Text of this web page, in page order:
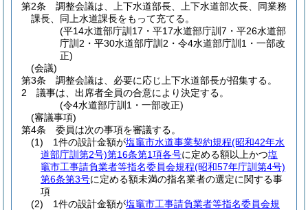
第2条
調整会議は、上下水道部長、上下水道部次長、同業務
課長、同上水道課長をもって充てる。
(平14水道部庁訓17・平17水道部庁訓7・平26水道部
庁訓2・平30水道部庁訓2・令4水道部庁訓1・一部改
正)
(会議)
第3条
調整会議は、必要に応じ上下水道部長が招集する。
2
議事は、出席者全員の合意により決定する。
(令4水道部庁訓1・一部改正)
(審議事項)
第4条
委員は次の事項を審議する。
(1)
1件の設計金額が塩竈市水道事業契約規程(昭和42年水
道部庁訓第2号)第16条第1項各号に定める額以上かつ塩
竈市工事請負業者等指名委員会規程(昭和57年庁訓第4号)
第6条第3号に定める額未満の指名業者の選定に関する事
項
(2)
1件の設計金額が塩竈市工事請負業者等指名委員会規